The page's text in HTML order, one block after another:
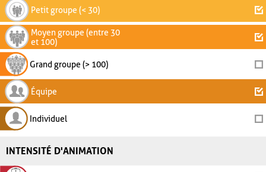
Petit groupe (< 30)
Moyen groupe (entre 30
et 100)
Grand groupe (> 100)
Équipe
Individuel
INTENSITÉ D'ANIMATION